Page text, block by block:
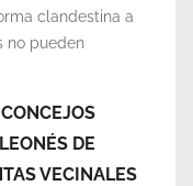
clandestina a
no pueden
DE
VECINALES